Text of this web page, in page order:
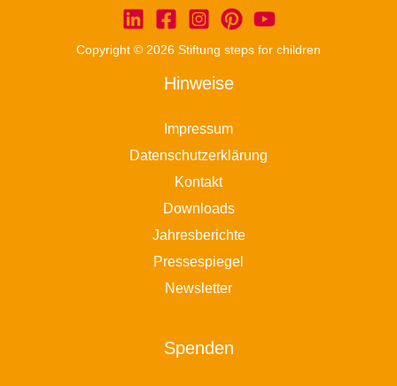
Copyright © 2026 Stiftung steps for children
Hinweise
Impressum
Datenschutzerklärung
Kontakt
Downloads
Jahresberichte
Pressespiegel
Newsletter
Spenden